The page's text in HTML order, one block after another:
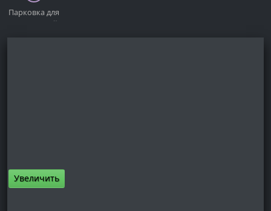
Парковка для
посетителей
Увеличить